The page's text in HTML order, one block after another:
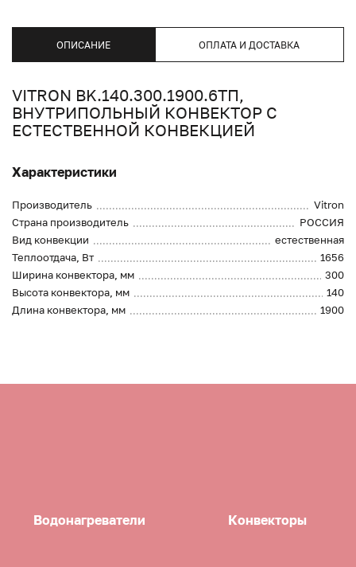
ОПИСАНИЕ ОПЛАТА И ДОСТАВКА
VITRON BK.140.300.1900.6ТП,
ВНУТРИПОЛЬНЫЙ КОНВЕКТОР С
ЕСТЕСТВЕННОЙ КОНВЕКЦИЕЙ
Характеристики
Производитель
Vitron
Страна производитель
РОССИЯ
Вид конвекции
естественная
Теплоотдача, Вт
1656
Ширина конвектора, мм
300
Высота конвектора, мм
140
Длина конвектора, мм
1900
Водонагреватели Конвекторы